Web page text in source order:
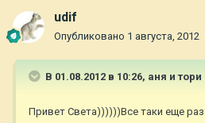
udif
Опубликовано 1 августа, 2012
В 01.08.2012 в 10:26, аня и тори
Привет Света))))))Все таки еще